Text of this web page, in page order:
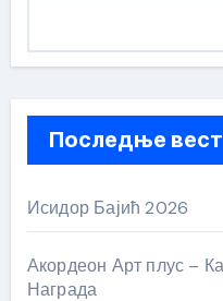
Последње
Исидор Бајић 2026
Акордеон Арт плус –
Награда